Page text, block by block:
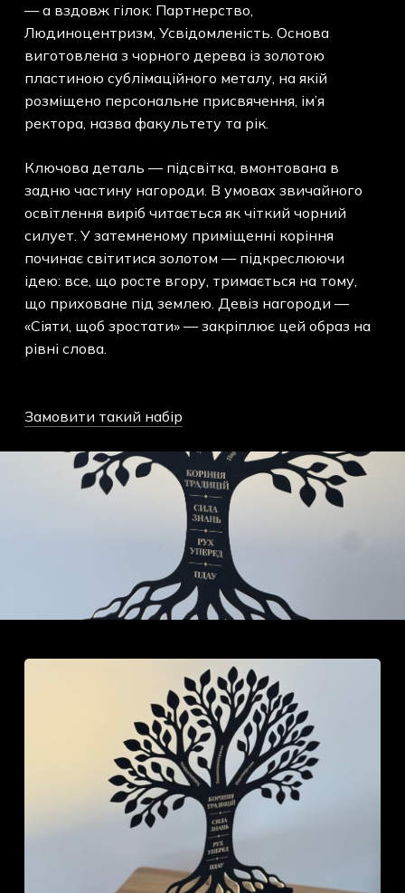
У кошику немає
товарів.
— а вздовж гілок: Партнерство,
Людиноцентризм, Усвідомленість. Основа
виготовлена з чорного дерева із золотою
пластиною сублімаційного металу, на якій
розміщено персональне присвячення, ім’я
ректора, назва факультету та рік.
Ключова деталь — підсвітка, вмонтована в
задню частину нагороди. В умовах звичайного
освітлення виріб читається як чіткий чорний
силует. У затемненому приміщенні коріння
починає світитися золотом — підкреслюючи
ідею: все, що росте вгору, тримається на тому,
що приховане під землею. Девіз нагороди —
«Сіяти, щоб зростати» — закріплює цей образ на
рівні слова.
Замовити такий набір